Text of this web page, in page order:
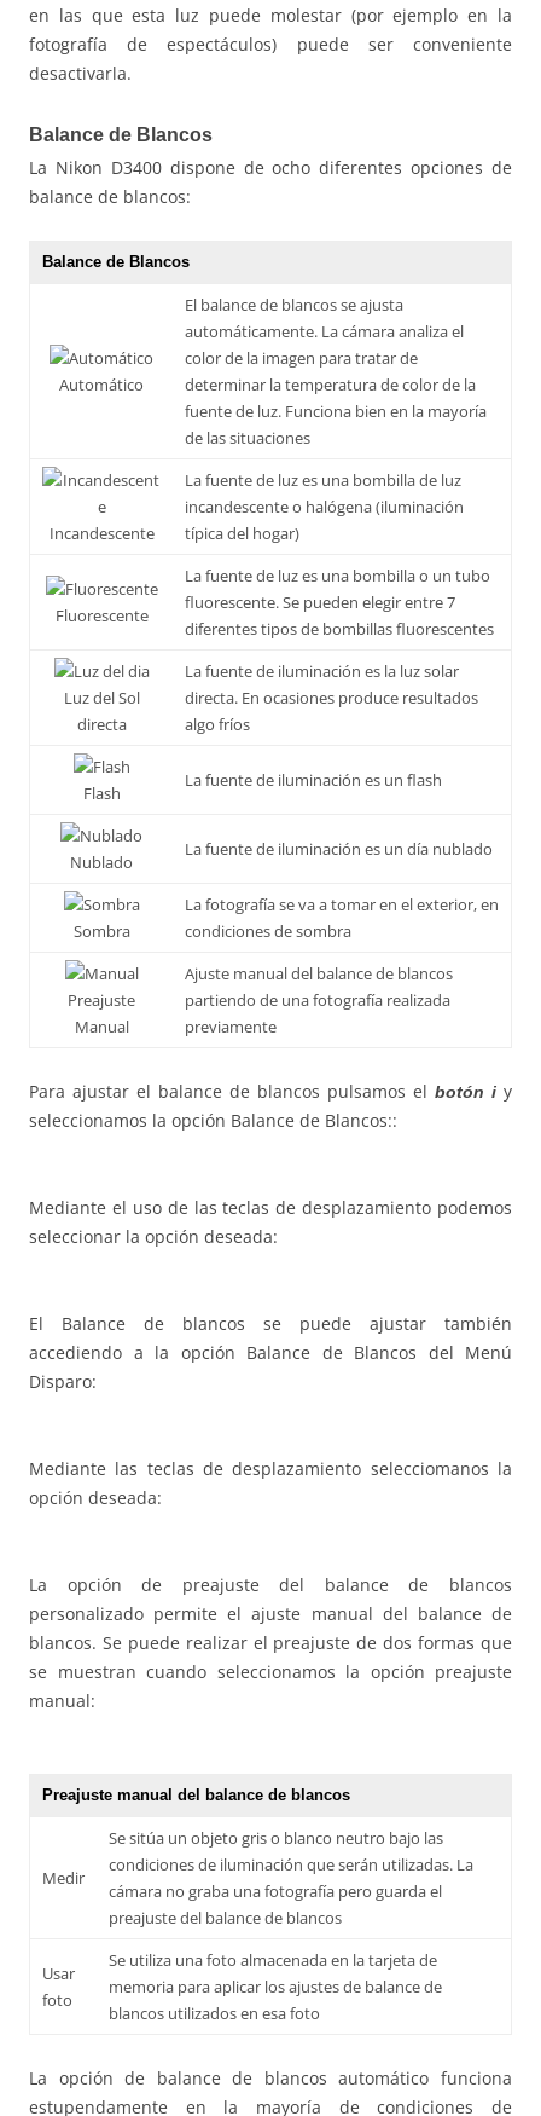
en las que esta luz puede molestar (por ejemplo en la
fotografía de espectáculos) puede ser conveniente
desactivarla.
Balance de Blancos
La Nikon D3400 dispone de ocho diferentes opciones de
balance de blancos:
Balance de Blancos
Automático
El balance de blancos se ajusta
automáticamente. La cámara analiza el
color de la imagen para tratar de
determinar la temperatura de color de la
fuente de luz. Funciona bien en la mayoría
de las situaciones
Incandescente
La fuente de luz es una bombilla de luz
incandescente o halógena (iluminación
típica del hogar)
Fluorescente
La fuente de luz es una bombilla o un tubo
fluorescente. Se pueden elegir entre 7
diferentes tipos de bombillas fluorescentes
Luz del Sol
directa
La fuente de iluminación es la luz solar
directa. En ocasiones produce resultados
algo fríos
Flash
La fuente de iluminación es un flash
Nublado
La fuente de iluminación es un día nublado
Sombra
La fotografía se va a tomar en el exterior, en
condiciones de sombra
Preajuste
Manual
Ajuste manual del balance de blancos
partiendo de una fotografía realizada
previamente
Para ajustar el balance de blancos pulsamos el botón i y
seleccionamos la opción Balance de Blancos::
Mediante el uso de las teclas de desplazamiento podemos
seleccionar la opción deseada:
El Balance de blancos se puede ajustar también
accediendo a la opción Balance de Blancos del Menú
Disparo:
Mediante las teclas de desplazamiento selecciomanos la
opción deseada:
La opción de preajuste del balance de blancos
personalizado permite el ajuste manual del balance de
blancos. Se puede realizar el preajuste de dos formas que
se muestran cuando seleccionamos la opción preajuste
manual:
Preajuste manual del balance de blancos
Medir
Se sitúa un objeto gris o blanco neutro bajo las
condiciones de iluminación que serán utilizadas. La
cámara no graba una fotografía pero guarda el
preajuste del balance de blancos
Usar
foto
Se utiliza una foto almacenada en la tarjeta de
memoria para aplicar los ajustes de balance de
blancos utilizados en esa foto
La opción de balance de blancos automático funciona
estupendamente en la mayoría de condiciones de